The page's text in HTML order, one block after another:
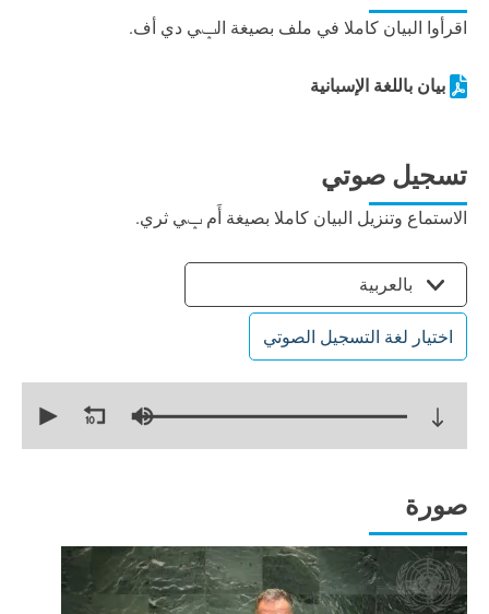
اقرأوا البيان كاملا في ملف بصيغة الݒي دي أف.
بيان باللغة الإسبانية
تسجيل صوتي
الاستماع وتنزيل البيان كاملا بصيغة أَم ݒي ثري.
بالعربية
اختيار لغة التسجيل الصوتي
seconds
صورة